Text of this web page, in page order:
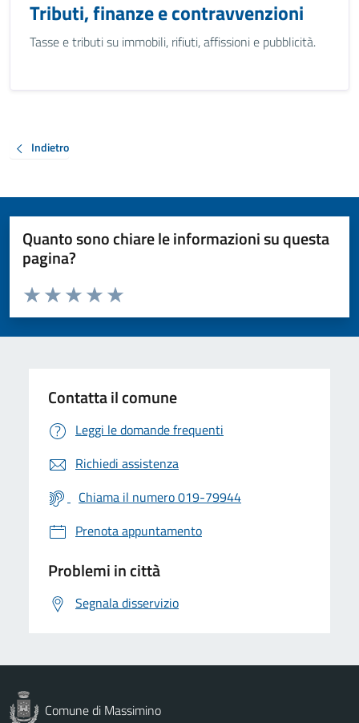
Tributi, finanze e contravvenzioni
Tasse e tributi su immobili, rifiuti, affissioni e pubblicità.
Indietro
Quanto sono chiare le informazioni su questa
pagina?
Valuta da 1 a 5 stelle la pagina
Valuta 5 stelle su 5
Valuta 4 stelle su 5
Valuta 3 stelle su 5
Valuta 2 stelle su 5
Valuta 1 stelle su 5
Contatta il comune
Leggi le domande frequenti
Richiedi assistenza
Chiama il numero 019-79944
Prenota appuntamento
Problemi in città
Segnala disservizio
Comune di Massimino